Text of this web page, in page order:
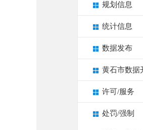
规划信息
统计信息
数据发布
黄石市数据
许可/服务
处罚/强制